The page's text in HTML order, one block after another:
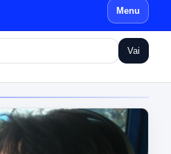
Menu
Vai